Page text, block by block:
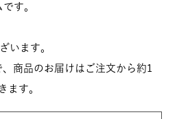
す。
います。
商品のお届けはご注文から約1
ます。